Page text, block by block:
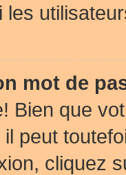
mot de
Bien que
peut
cliquez